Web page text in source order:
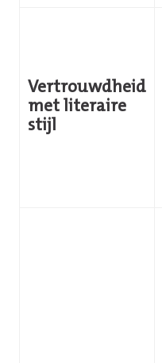
Vertrouwdheid
met literaire
stijl